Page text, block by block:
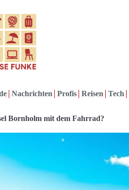
Nachrichten Profis Reisen Tech
Bornholm mit dem Fahrrad?